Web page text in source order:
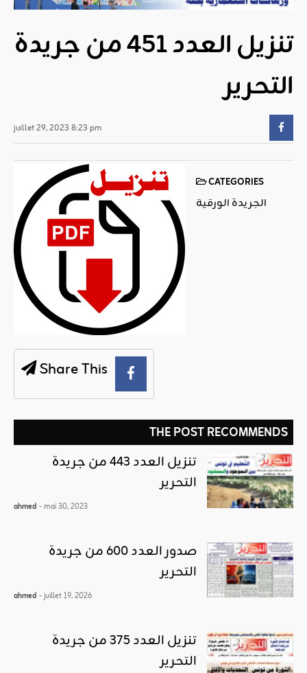
تنزيل العدد 451 من جريدة
التحرير
juillet 29, 2023 8:23 pm
CATEGORIES
الجريدة الورقية
Share This
THE POST RECOMMENDS
تنزيل العدد 443 من جريدة
التحرير
ahmed - mai 30, 2023
صدور العدد 600 من جريدة
التحرير
ahmed - juillet 19, 2026
تنزيل العدد 375 من جريدة
التحرير